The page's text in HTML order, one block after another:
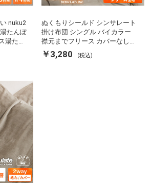
nuku2
たんぽ
湯たん
充電式
スリ
ぬくもりシールド シンサレート
掛け布団 シングル バイカラー
襟元までフリース カバーなしで
使える 軽い 丸洗い 断熱 保温 抗
菌防臭 洗える 防ダニ 軽量 ホコ
￥3,280 (税込)